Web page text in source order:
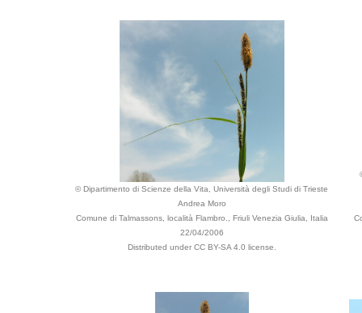
© Dipartimento di Scienze della Vita, Università degli Studi di Trieste
Andrea Moro
Comune di Talmassons, località Flambro., Friuli Venezia Giulia, Italia
22/04/2006
Distributed under CC BY-SA 4.0 license.